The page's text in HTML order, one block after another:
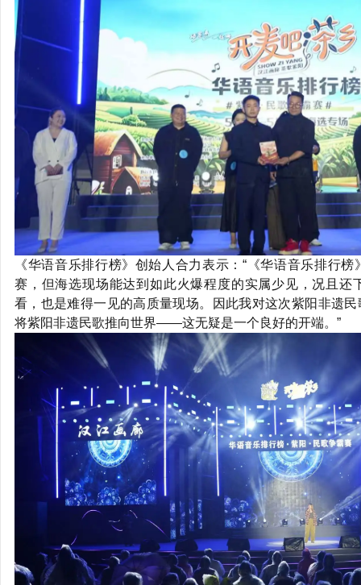
《华语音乐排行榜》创始人合力表示：“《华语音乐排行
赛，但海选现场能达到如此火爆程度的实属少见，况且还
看，也是难得一见的高质量现场。因此我对这次紫阳非遗
将紫阳非遗民歌推向世界——这无疑是一个良好的开端。”